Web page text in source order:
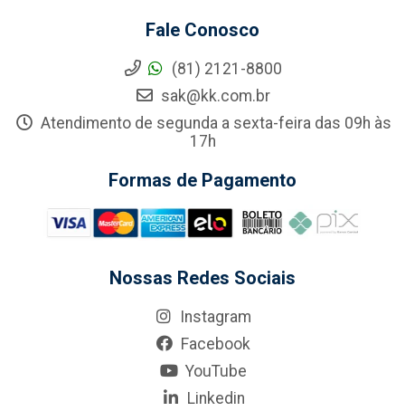
Fale Conosco
(81) 2121-8800
sak@kk.com.br
Atendimento de segunda a sexta-feira das 09h às
17h
Formas de Pagamento
Nossas Redes Sociais
Instagram
Facebook
YouTube
Linkedin